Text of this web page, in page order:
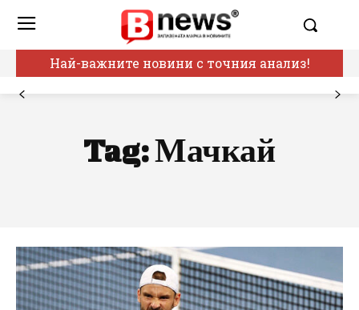
Най-важните новини с точния анализ!
Tag:Мачкай